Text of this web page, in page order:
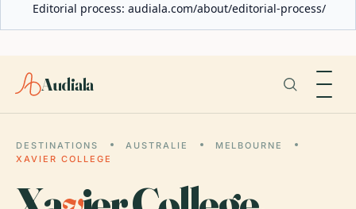
Editorial process: audiala.com/about/editorial-process/
Audiala
DESTINATIONS AUSTRALIE
MELBOURNE
XAVIER COLLEGE